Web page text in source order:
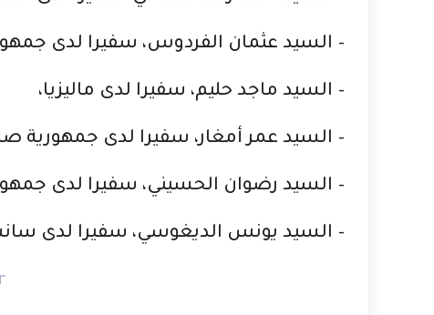
– السيد عثمان الفردوس، سفيرا لدى
– السيد ماجد حليم، سفيرا لدى ماليزيا،
– السيد عمر أمغار، سفيرا لدى جمهورية
– السيد رضوان الحسيني، سفيرا لدى
– السيد يونس الديغوسي، سفيرا لدى